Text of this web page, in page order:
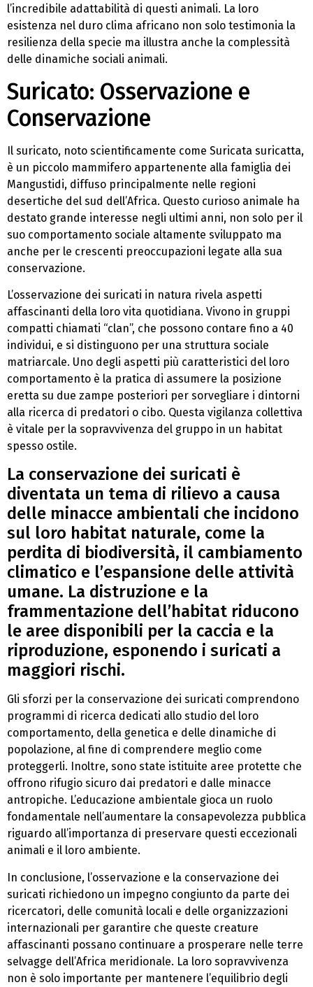
l’incredibile adattabilità di questi animali. La loro
esistenza nel duro clima africano non solo testimonia la
resilienza della specie ma illustra anche la complessità
delle dinamiche sociali animali.
Suricato: Osservazione e
Conservazione
Il suricato, noto scientificamente come Suricata suricatta,
è un piccolo mammifero appartenente alla famiglia dei
Mangustidi, diffuso principalmente nelle regioni
desertiche del sud dell’Africa. Questo curioso animale ha
destato grande interesse negli ultimi anni, non solo per il
suo comportamento sociale altamente sviluppato ma
anche per le crescenti preoccupazioni legate alla sua
conservazione.
L’osservazione dei suricati in natura rivela aspetti
affascinanti della loro vita quotidiana. Vivono in gruppi
compatti chiamati “clan”, che possono contare fino a 40
individui, e si distinguono per una struttura sociale
matriarcale. Uno degli aspetti più caratteristici del loro
comportamento è la pratica di assumere la posizione
eretta su due zampe posteriori per sorvegliare i dintorni
alla ricerca di predatori o cibo. Questa vigilanza collettiva
è vitale per la sopravvivenza del gruppo in un habitat
spesso ostile.
La conservazione dei suricati è
diventata un tema di rilievo a causa
delle minacce ambientali che incidono
sul loro habitat naturale, come la
perdita di biodiversità, il cambiamento
climatico e l’espansione delle attività
umane. La distruzione e la
frammentazione dell’habitat riducono
le aree disponibili per la caccia e la
riproduzione, esponendo i suricati a
maggiori rischi.
Gli sforzi per la conservazione dei suricati comprendono
programmi di ricerca dedicati allo studio del loro
comportamento, della genetica e delle dinamiche di
popolazione, al fine di comprendere meglio come
proteggerli. Inoltre, sono state istituite aree protette che
offrono rifugio sicuro dai predatori e dalle minacce
antropiche. L’educazione ambientale gioca un ruolo
fondamentale nell’aumentare la consapevolezza pubblica
riguardo all’importanza di preservare questi eccezionali
animali e il loro ambiente.
In conclusione, l’osservazione e la conservazione dei
suricati richiedono un impegno congiunto da parte dei
ricercatori, delle comunità locali e delle organizzazioni
internazionali per garantire che queste creature
affascinanti possano continuare a prosperare nelle terre
selvagge dell’Africa meridionale. La loro sopravvivenza
non è solo importante per mantenere l’equilibrio degli